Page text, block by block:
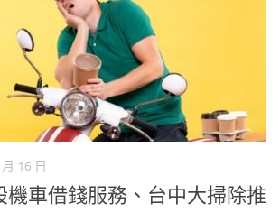
16 日
機車借錢服務、台中大掃除推